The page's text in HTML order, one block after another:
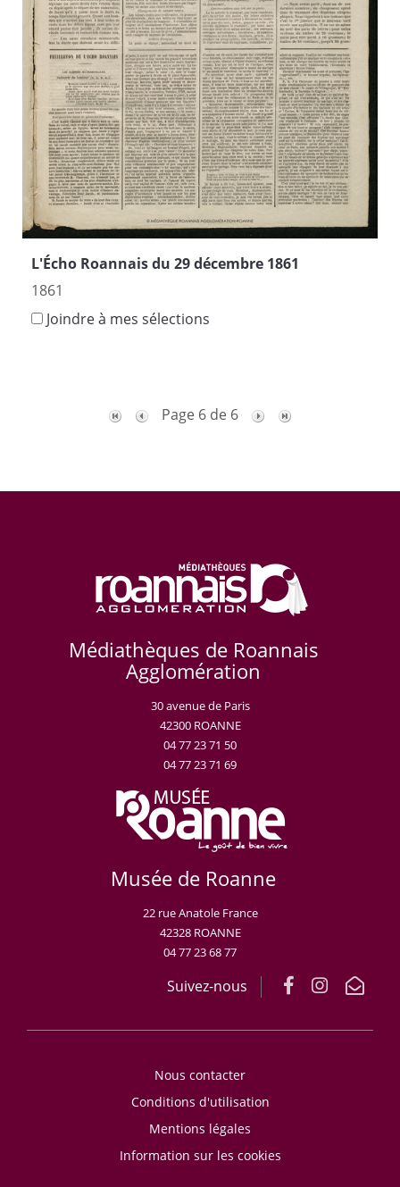
L'Écho Roannais du 29 décembre 1861
1861
Joindre à mes sélections
Page 6 de 6
Médiathèques de Roannais
Agglomération
30 avenue de Paris
42300 ROANNE
04 77 23 71 50
04 77 23 71 69
Musée de Roanne
22 rue Anatole France
42328 ROANNE
04 77 23 68 77
Suivez-nous
Nous contacter
Conditions d'utilisation
Mentions légales
Information sur les cookies